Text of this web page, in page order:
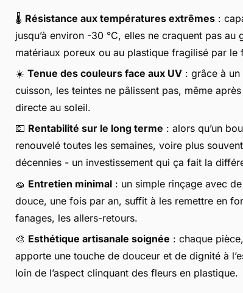
🌡️ Résistance aux températures extrêmes :
jusqu’à environ -30 °C, elles ne craquent pas au
matériaux poreux ou au plastique fragilisé par le
☀️ Tenue des couleurs face aux UV : grâce à
cuisson, les teintes ne pâlissent pas, même
directe au soleil.
💶 Rentabilité sur le long terme : alors qu’un
renouvelé toutes les semaines, voire plus
décennies - un investissement qui ça fait la
🧽 Entretien minimal : un simple rinçage avec
douce, une fois par an, suffit à les remettre en
fanages, les allers-retours.
🎨 Esthétique artisanale soignée : chaque
apporte une touche de douceur et de dignité à
loin de l’aspect clinquant des fleurs en plastique.